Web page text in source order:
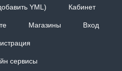
YML) Кабинет
Магазины Вход
сервисы